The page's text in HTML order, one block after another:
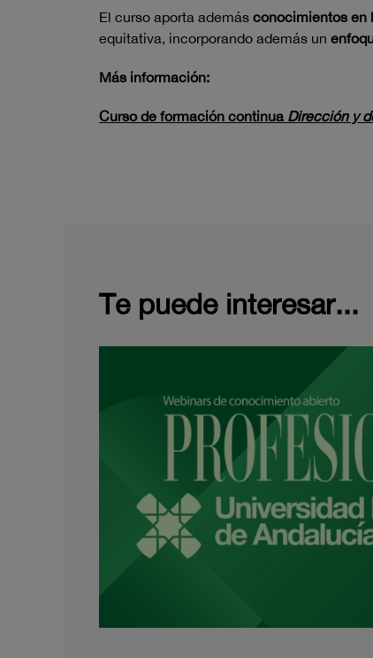
El curso aporta además conocimientos en
equitativa, incorporando además un
Más información:
Curso de formación continua Dirección y
Te puede interesar...